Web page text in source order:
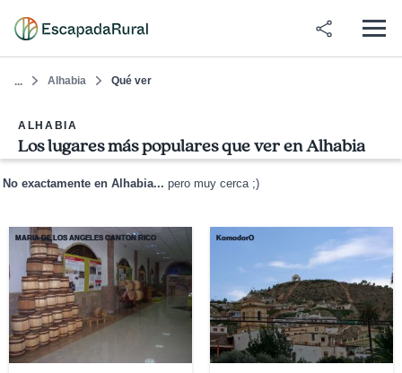
... Alhabia Qué ver
ALHABIA
Los lugares más populares que ver en Alhabia
No exactamente en Alhabia... pero muy cerca ;)
MARIA DE LOS ANGELES CANTÓN RICO KomodorO